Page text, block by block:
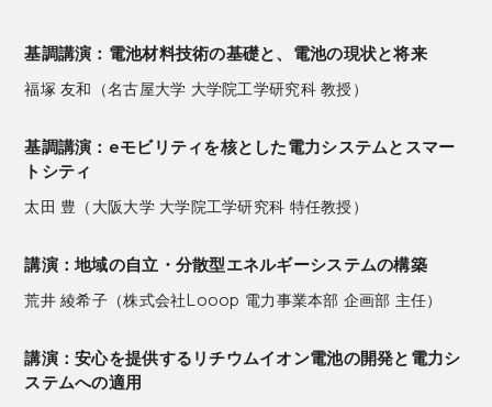
基調講演：電池材料技術の基礎と、電池の現状と将来
福塚 友和（名古屋大学 大学院工学研究科 教授）
基調講演：eモビリティを核とした電力システムとスマー
トシティ
太田 豊（大阪大学 大学院工学研究科 特任教授）
講演：地域の自立・分散型エネルギーシステムの構築
荒井 綾希子（株式会社Looop 電力事業本部 企画部 主任）
講演：安心を提供するリチウムイオン電池の開発と電力シ
ステムへの適用